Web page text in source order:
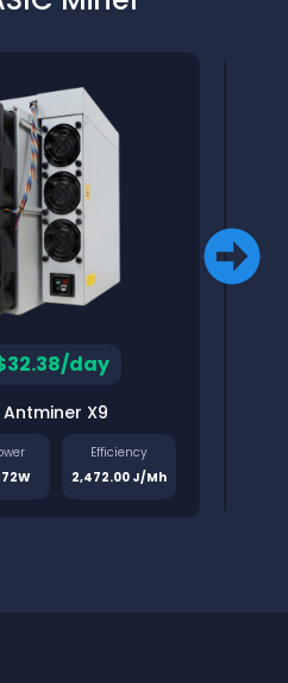
day
X9
Efficiency
2,472.00 J/Mh